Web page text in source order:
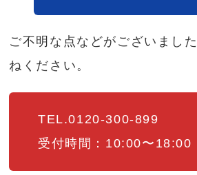
ご不明な点などがございまし
ねください。
TEL.0120-300-899
受付時間：10:00〜18:00